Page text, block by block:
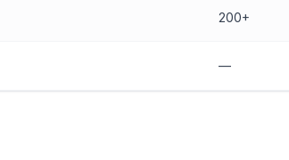
200+
—